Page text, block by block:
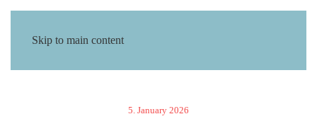
Skip to main content
5. January 2026